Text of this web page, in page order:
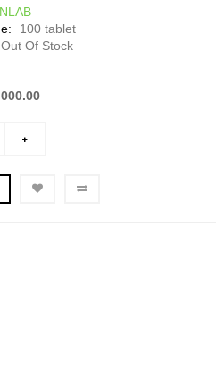
100 tablet
Out Of Stock